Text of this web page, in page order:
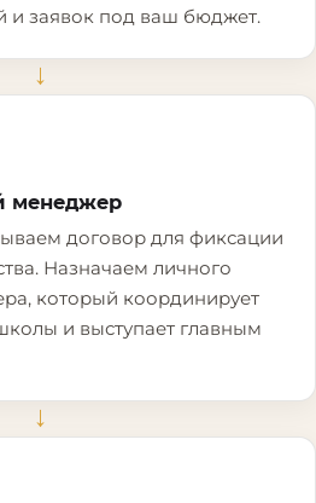
и заявок под ваш бюджет.
→
менеджер
договор для фиксации
Назначаем личного
который координирует
и выступает главным
→